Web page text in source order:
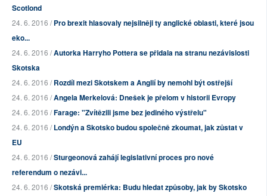
Scotlond
24. 6. 2016 /Pro brexit hlasovaly nejsilněji ty anglické oblasti, které jsou
eko...
24. 6. 2016 /Autorka Harryho Pottera se přidala na stranu nezávislosti
Skotska
24. 6. 2016 /Rozdíl mezi Skotskem a Anglií by nemohl být ostřejší
24. 6. 2016 /Angela Merkelová: Dnešek je přelom v historii Evropy
24. 6. 2016 /Farage: "Zvítězili jsme bez jediného výstřelu"
24. 6. 2016 /Londýn a Skotsko budou společně zkoumat, jak zůstat v
EU
24. 6. 2016 /Sturgeonová zahájí legislativní proces pro nové
referendum o nezávi...
24. 6. 2016 /Skotská premiérka: Budu hledat způsoby, jak by Skotsko